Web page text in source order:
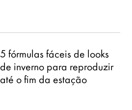
5 fórmulas fáceis de looks
de inverno para reproduzir
até o fim da estação